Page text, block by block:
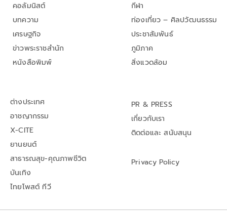
คอลัมนิสต์
บทความ
เศรษฐกิจ
ข่าวพระราชสำนัก
หนังสือพิมพ์
กีฬา
ท่องเที่ยว – ศิลปวัฒนธรรม
ประชาสัมพันธ์
ภูมิภาค
สิ่งแวดล้อม
ต่างประเทศ
อาชญากรรม
X-CITE
ยานยนต์
สาธารณสุข-คุณภาพชีวิต
บันเทิง
ไทยโพสต์ ทีวี
PR & PRESS
เกี่ยวกับเรา
ติดต่อและ สนับสนุน
Privacy Policy